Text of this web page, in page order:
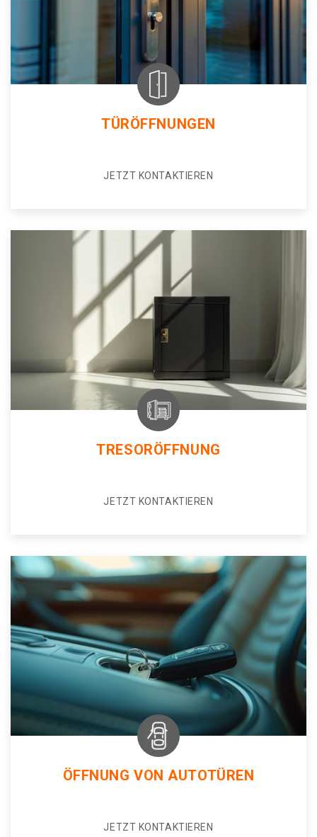
TÜRÖFFNUNGEN
JETZT KONTAKTIEREN
TRESORÖFFNUNG
JETZT KONTAKTIEREN
ÖFFNUNG VON AUTOTÜREN
JETZT KONTAKTIEREN